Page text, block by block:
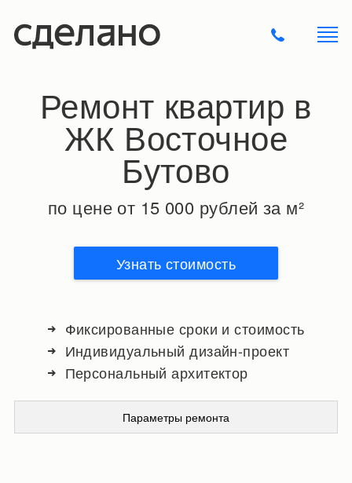
Ремонт квартир в
ЖК Восточное
Бутово
по цене от 15 000 рублей за м²
Узнать стоимость
Фиксированные сроки и стоимость
Индивидуальный дизайн-проект
Персональный архитектор
Параметры ремонта